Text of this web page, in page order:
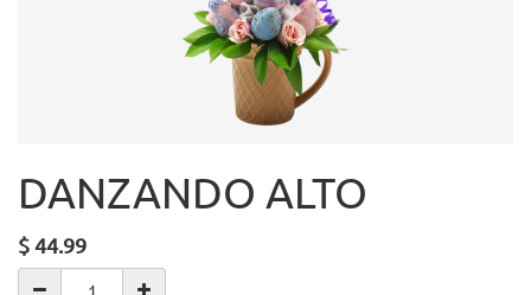
DANZANDO ALTO
$44.99